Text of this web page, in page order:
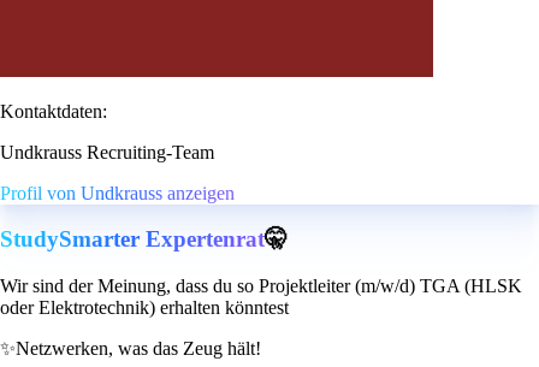
Kontaktdaten:
Undkrauss Recruiting-Team
Profil von Undkrauss anzeigen
StudySmarter Expertenrat🤫
Wir sind der Meinung, dass du so Projektleiter (m/w/d) TGA (HLSK
oder Elektrotechnik) erhalten könntest
✨Netzwerken, was das Zeug hält!